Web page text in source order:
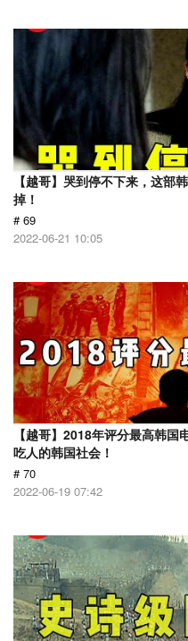
【越哥】哭到停不下来，这部
掉！
# 69
2022-06-21 10:05
【越哥】2018年评分最高韩
吃人的韩国社会！
# 70
2022-06-19 07:42